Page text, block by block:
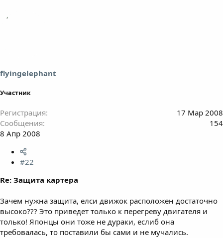
flyingelephant
Участник
Регистрация
17 Мар 2008
Сообщения
154
8 Апр 2008
#22
Re: Защита картера
Зачем нужна защита, елси движок расположен достаточно
высоко??? Это приведет только к перегреву двигателя и
только! Японцы они тоже не дураки, еслиб она
требовалась, то поставили бы сами и не мучались.